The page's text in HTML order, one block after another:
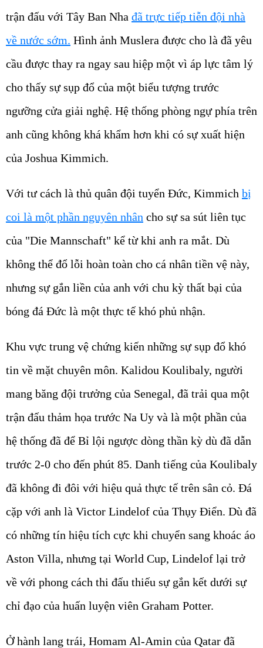
trận đấu với Tây Ban Nha đã trực tiếp tiễn đội nhà
về nước sớm. Hình ảnh Muslera được cho là đã yêu
cầu được thay ra ngay sau hiệp một vì áp lực tâm lý
cho thấy sự sụp đổ của một biểu tượng trước
ngưỡng cửa giải nghệ. Hệ thống phòng ngự phía trên
anh cũng không khá khẩm hơn khi có sự xuất hiện
của Joshua Kimmich.
Với tư cách là thủ quân đội tuyển Đức, Kimmich bị
coi là một phần nguyên nhân cho sự sa sút liên tục
của "Die Mannschaft" kể từ khi anh ra mắt. Dù
không thể đổ lỗi hoàn toàn cho cá nhân tiền vệ này,
nhưng sự gắn liền của anh với chu kỳ thất bại của
bóng đá Đức là một thực tế khó phủ nhận.
Khu vực trung vệ chứng kiến những sự sụp đổ khó
tin về mặt chuyên môn. Kalidou Koulibaly, người
mang băng đội trưởng của Senegal, đã trải qua một
trận đấu thảm họa trước Na Uy và là một phần của
hệ thống đã để Bỉ lội ngược dòng thần kỳ dù đã dẫn
trước 2-0 cho đến phút 85. Danh tiếng của Koulibaly
đã không đi đôi với hiệu quả thực tế trên sân cỏ. Đá
cặp với anh là Victor Lindelof của Thụy Điển. Dù đã
có những tín hiệu tích cực khi chuyển sang khoác áo
Aston Villa, nhưng tại World Cup, Lindelof lại trở
về với phong cách thi đấu thiếu sự gắn kết dưới sự
chỉ đạo của huấn luyện viên Graham Potter.
Ở hành lang trái, Homam Al-Amin của Qatar đã